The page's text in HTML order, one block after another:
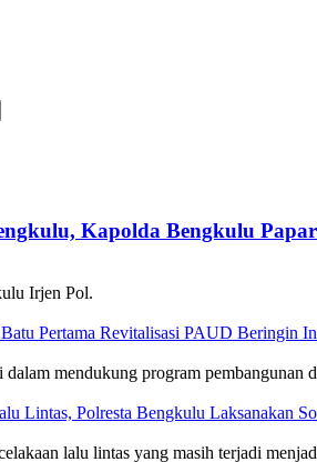
Kapolda Bengkulu
Irjen Pol.
Pertama Revitalisasi PAUD Beringin
mendukung program pembangunan
Lintas, Polresta Bengkulu Laksanakan
lalu lintas yang masih terjadi